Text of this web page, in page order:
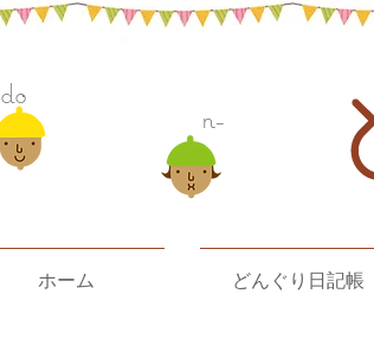
do
n-
ホーム どんぐり日記帳